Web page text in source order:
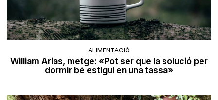
ALIMENTACIÓ
William Arias, metge: «Pot ser que la solució per
dormir bé estigui en una tassa»